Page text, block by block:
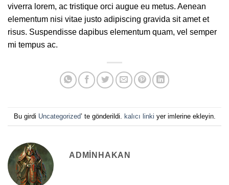
viverra lorem, ac tristique orci augue eu metus. Aenean
elementum nisi vitae justo adipiscing gravida sit amet et
risus. Suspendisse dapibus elementum quam, vel semper
mi tempus ac.
Bu girdi Uncategorized’ te gönderildi. kalıcı linki yer imlerine ekleyin.
ADMINHAKAN